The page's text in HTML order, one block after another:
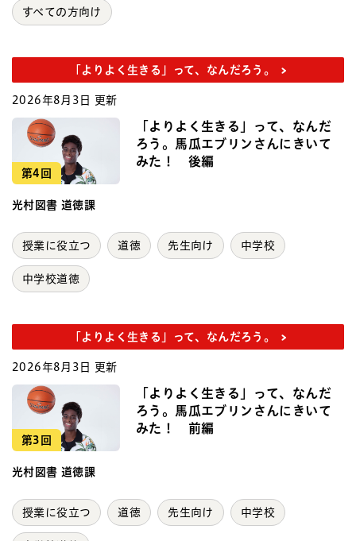
すべての方向け
「よりよく生きる」って、なんだろう。
2026年8月3日 更新
第4回
「よりよく生きる」って、なんだ
ろう。馬瓜エブリンさんにきいて
みた！ 後編
光村図書 道徳課
授業に役立つ 道徳 先生向け 中学校
中学校道徳
「よりよく生きる」って、なんだろう。
2026年8月3日 更新
第3回
「よりよく生きる」って、なんだ
ろう。馬瓜エブリンさんにきいて
みた！ 前編
光村図書 道徳課
授業に役立つ 道徳 先生向け 中学校